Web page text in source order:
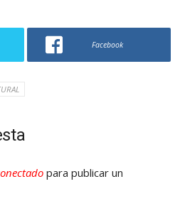
Facebook
para publicar un